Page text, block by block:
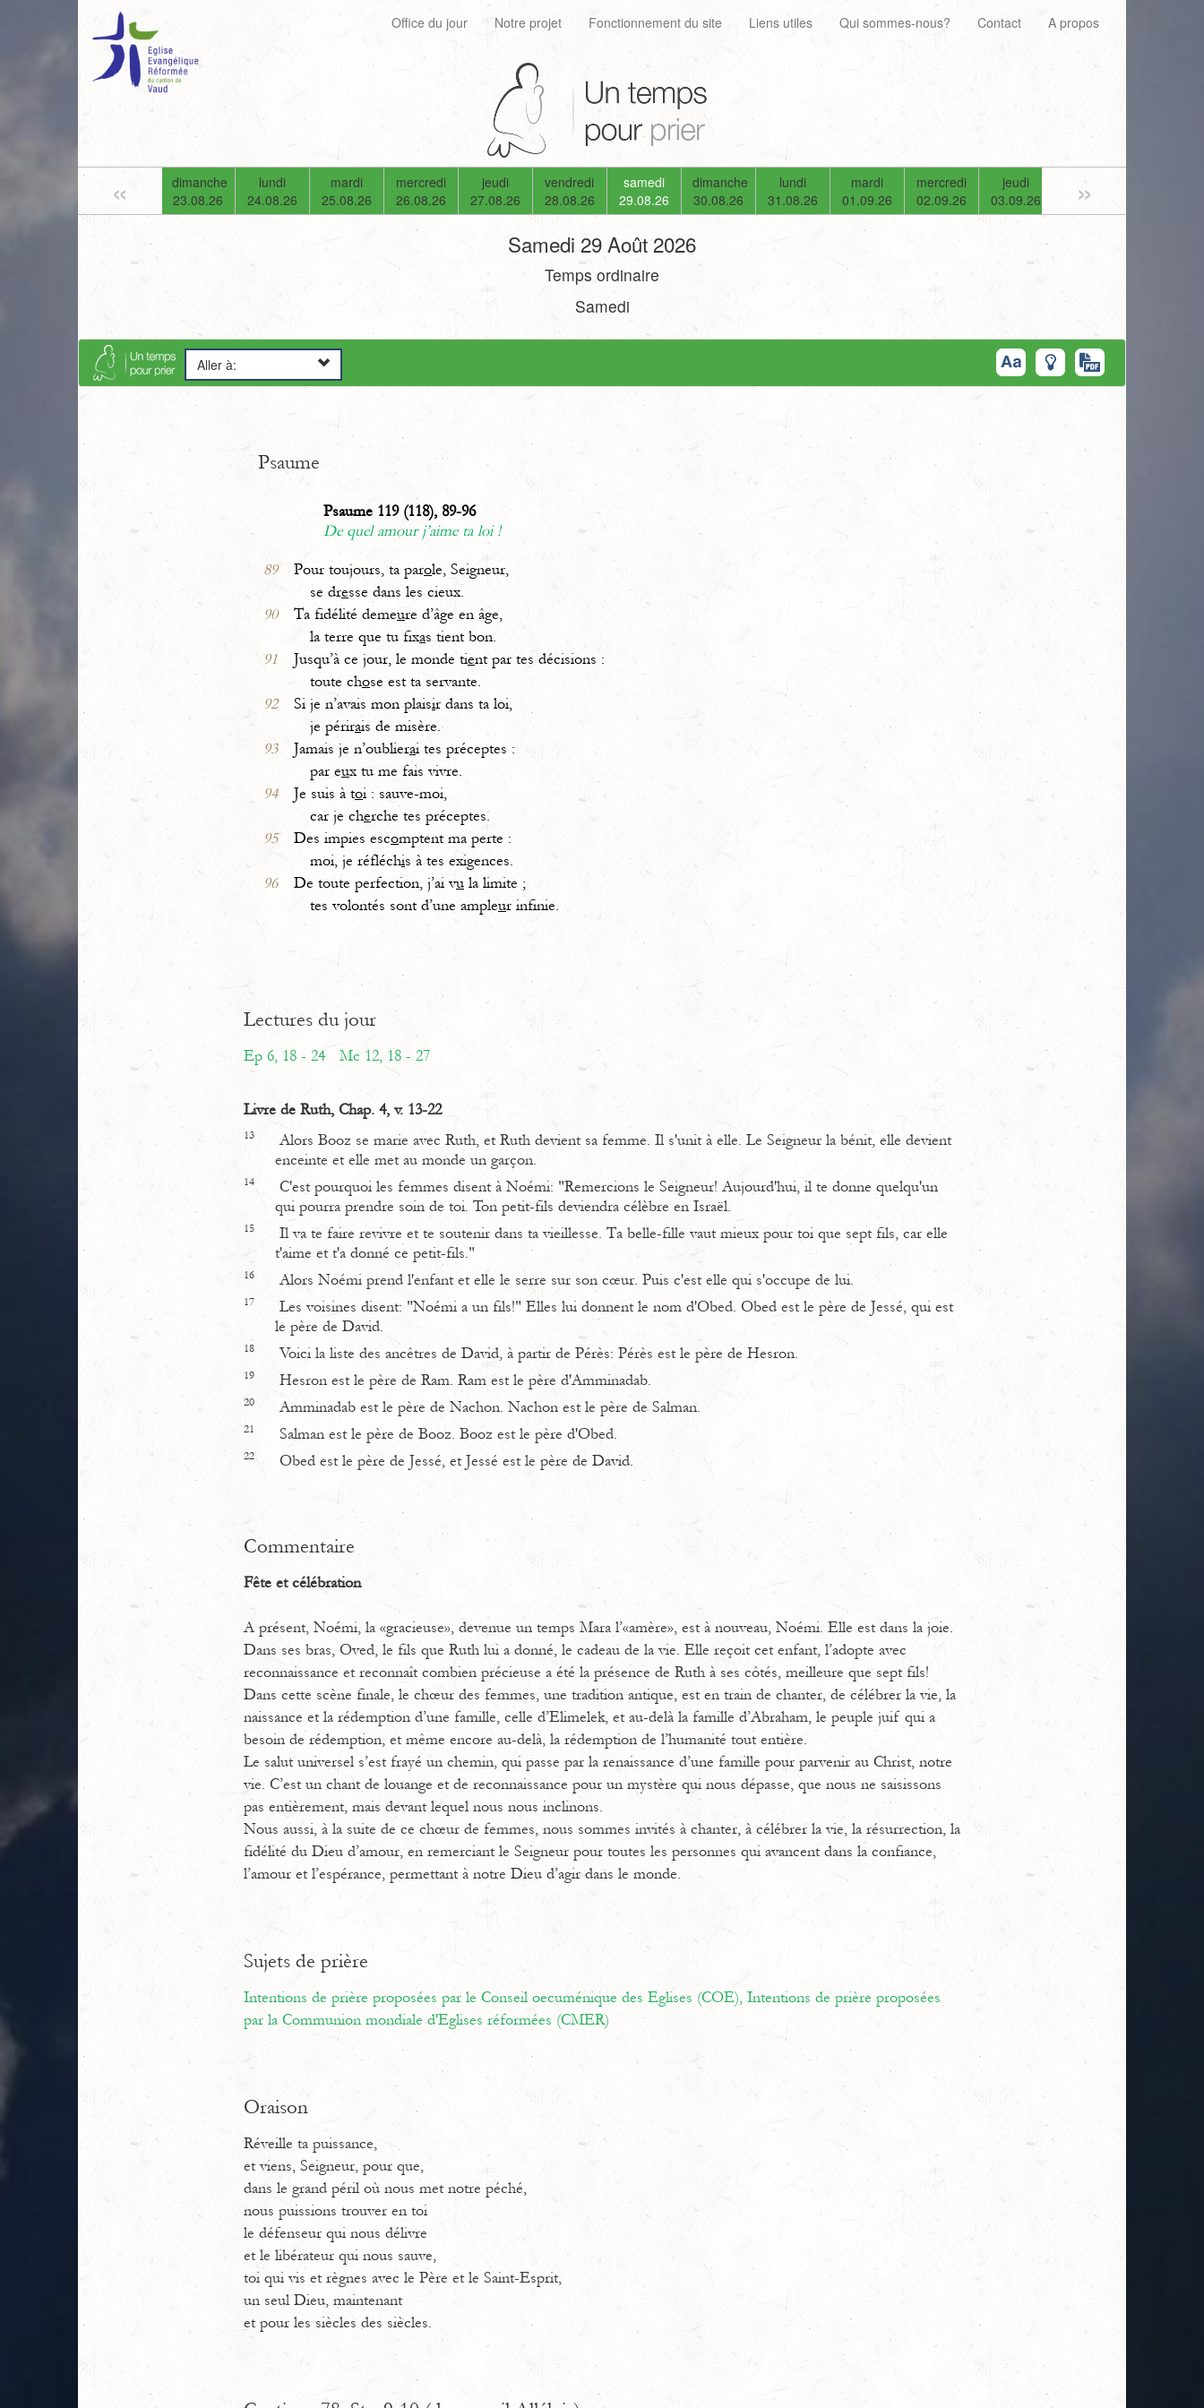
Office du jour Notre projet Fonctionnement du site Liens utiles Qui sommes-nous? Contact A propos
«
22.08.26
dimanche
23.08.26
lundi
24.08.26
mardi
25.08.26
mercredi
26.08.26
jeudi
27.08.26
vendredi
28.08.26
samedi
29.08.26
dimanche
30.08.26
lundi
31.08.26
mardi
01.09.26
mercredi
02.09.26
jeudi
03.09.26
04.09.26
»
Samedi 29 Août 2026
Temps ordinaire
Samedi
Aller à:
Psaume
Psaume 119 (118), 89-96
De quel amour j’aime ta loi !
89 Pour toujours, ta parole, Seigneur,
se dresse dans les cieux.
90
Ta fidélité demeure d’âge en âge,
la terre que tu fixas tient bon.
91
Jusqu’à ce jour, le monde tient par tes décisions :
toute chose est ta servante.
92
Si je n’avais mon plaisir dans ta loi,
je périrais de misère.
93
Jamais je n’oublierai tes préceptes :
par eux tu me fais vivre.
94
Je suis à toi : sauve-moi,
car je cherche tes préceptes.
95
Des impies escomptent ma perte :
moi, je réfléchis à tes exigences.
96
De toute perfection, j’ai vu la limite ;
tes volontés sont d’une ampleur infinie.
Lectures du jour
Ep 6, 18 - 24 Mc 12, 18 - 27
Livre de Ruth, Chap. 4, v. 13-22
13
Alors Booz se marie avec Ruth, et Ruth devient sa femme. Il s'unit à elle. Le Seigneur la bénit, elle devient
enceinte et elle met au monde un garçon.
14
C'est pourquoi les femmes disent à Noémi: "Remercions le Seigneur! Aujourd'hui, il te donne quelqu'un
qui pourra prendre soin de toi. Ton petit-fils deviendra célèbre en Israël.
15
Il va te faire revivre et te soutenir dans ta vieillesse. Ta belle-fille vaut mieux pour toi que sept fils, car elle
t'aime et t'a donné ce petit-fils."
16 Alors Noémi prend l'enfant et elle le serre sur son cœur. Puis c'est elle qui s'occupe de lui.
17
Les voisines disent: "Noémi a un fils!" Elles lui donnent le nom d'Obed. Obed est le père de Jessé, qui est
le père de David.
18 Voici la liste des ancêtres de David, à partir de Pérès: Pérès est le père de Hesron.
19 Hesron est le père de Ram. Ram est le père d'Amminadab.
20 Amminadab est le père de Nachon. Nachon est le père de Salman.
21 Salman est le père de Booz. Booz est le père d'Obed.
22 Obed est le père de Jessé, et Jessé est le père de David.
Commentaire
Fête et célébration
A présent, Noémi, la «gracieuse», devenue un temps Mara l’«amère», est à nouveau, Noémi. Elle est dans la joie.
Dans ses bras, Oved, le fils que Ruth lui a donné, le cadeau de la vie. Elle reçoit cet enfant, l’adopte avec
reconnaissance et reconnaît combien précieuse a été la présence de Ruth à ses côtés, meilleure que sept fils!
Dans cette scène finale, le chœur des femmes, une tradition antique, est en train de chanter, de célébrer la vie, la
naissance et la rédemption d’une famille, celle d’Elimelek, et au-delà la famille d’Abraham, le peuple juif qui a
besoin de rédemption, et même encore au-delà, la rédemption de l’humanité tout entière.
Le salut universel s’est frayé un chemin, qui passe par la renaissance d’une famille pour parvenir au Christ, notre
vie. C’est un chant de louange et de reconnaissance pour un mystère qui nous dépasse, que nous ne saisissons
pas entièrement, mais devant lequel nous nous inclinons.
Nous aussi, à la suite de ce chœur de femmes, nous sommes invités à chanter, à célébrer la vie, la résurrection, la
fidélité du Dieu d’amour, en remerciant le Seigneur pour toutes les personnes qui avancent dans la confiance,
l’amour et l’espérance, permettant à notre Dieu d’agir dans le monde.
Sujets de prière
Intentions de prière proposées par le Conseil oecuménique des Eglises (COE), Intentions de prière proposées
par la Communion mondiale d'Eglises réformées (CMER)
Oraison
Réveille ta puissance,
et viens, Seigneur, pour que,
dans le grand péril où nous met notre péché,
nous puissions trouver en toi
le défenseur qui nous délivre
et le libérateur qui nous sauve,
toi qui vis et règnes avec le Père et le Saint-Esprit,
un seul Dieu, maintenant
et pour les siècles des siècles.